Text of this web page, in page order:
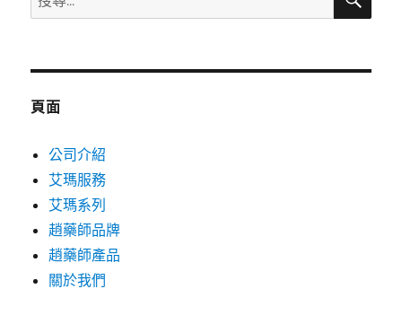
尋
鍵
頁面
公司介紹
艾瑪服務
艾瑪系列
趙藥師品牌
趙藥師產品
關於我們